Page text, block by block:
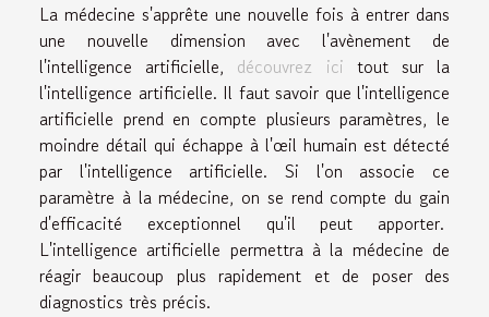
La médecine s'apprête une nouvelle fois à entrer dans
une nouvelle dimension avec l'avènement de
l'intelligence artificielle, découvrez ici tout sur la
l'intelligence artificielle. Il faut savoir que l'intelligence
artificielle prend en compte plusieurs paramètres, le
moindre détail qui échappe à l'œil humain est détecté
par l'intelligence artificielle. Si l'on associe ce
paramètre à la médecine, on se rend compte du gain
d'efficacité exceptionnel qu'il peut apporter.
L'intelligence artificielle permettra à la médecine de
réagir beaucoup plus rapidement et de poser des
diagnostics très précis.